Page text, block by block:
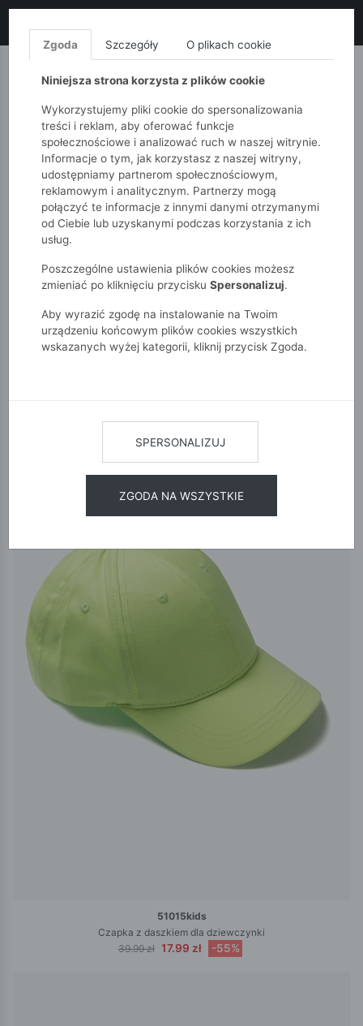
MONNARI QUIOSQUE
51015kids Promocja
PROMOCJA
POKAŻ FILTRY
51015kids
Czapka z daszkiem dla dziewczynki
39.99 zł 17.99 zł -55%
Zgoda Szczegóły O plikach cookie
Niniejsza strona korzysta z plików cookie
Wykorzystujemy pliki cookie do spersonalizowania
treści i reklam, aby oferować funkcje
społecznościowe i analizować ruch w naszej witrynie.
Informacje o tym, jak korzystasz z naszej witryny,
udostępniamy partnerom społecznościowym,
reklamowym i analitycznym. Partnerzy mogą
połączyć te informacje z innymi danymi otrzymanymi
od Ciebie lub uzyskanymi podczas korzystania z ich
usług.
Poszczególne ustawienia plików cookies możesz
zmieniać po kliknięciu przycisku Spersonalizuj.
Aby wyrazić zgodę na instalowanie na Twoim
urządzeniu końcowym plików cookies wszystkich
wskazanych wyżej kategorii, kliknij przycisk Zgoda.
SPERSONALIZUJ
ZGODA NA WSZYSTKIE